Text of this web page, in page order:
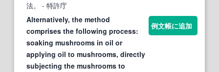
法。
- 特許庁
Alternatively, the method
comprises the following process:
soaking mushrooms in oil or
applying oil to mushrooms, directly
subjecting the mushrooms to
例文帳に追加